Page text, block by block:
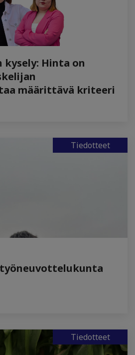
kysely: Hinta on
määrittävä kriteeri
Tiedotteet
Tiedotteet